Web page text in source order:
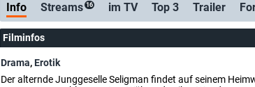
Info Streams 16 im TV Top 3 Trailer
Filminfos
Drama,Erotik
Der alternde Junggeselle Seligman findet auf seinem